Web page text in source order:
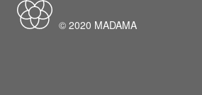
© 2020 MADAMA